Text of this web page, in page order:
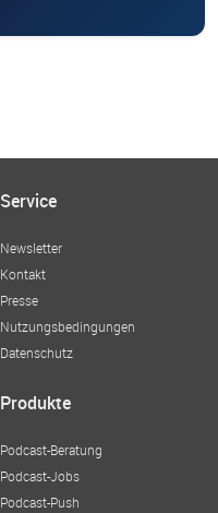
Service
Newsletter
Kontakt
Presse
Nutzungsbedingungen
Datenschutz
Produkte
Podcast-Beratung
Podcast-Jobs
Podcast-Push